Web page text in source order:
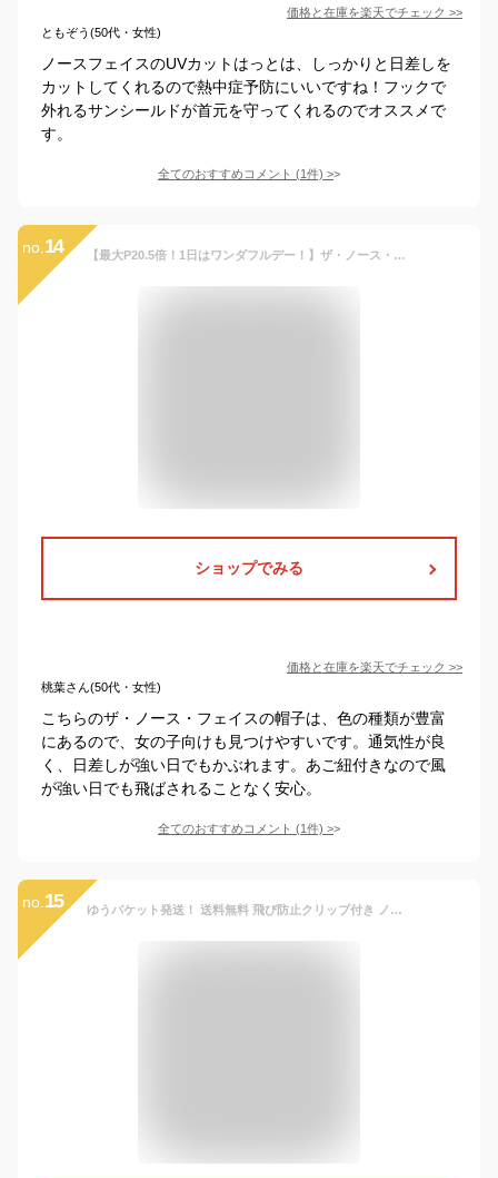
価格と在庫を楽天でチェック >>
ともぞう(50代・女性)
ノースフェイスのUVカットはっとは、しっかりと日差しを
カットしてくれるので熱中症予防にいいですね！フックで
外れるサンシールドが首元を守ってくれるのでオススメで
す。
全てのおすすめコメント (1件) >
no. 14 【最大P20.5倍！1日はワンダフルデー！】ザ・ノース・フェイス 帽子 キッズ ホライズンハット THE NORTH FACE NNJ02312 K HORIZON HAT キャンプ アウトドア (240310)
ショップでみる
価格と在庫を楽天でチェック >>
桃葉さん(50代・女性)
こちらのザ・ノース・フェイスの帽子は、色の種類が豊富
にあるので、女の子向けも見つけやすいです。通気性が良
く、日差しが強い日でもかぶれます。あご紐付きなので風
が強い日でも飛ばされることなく安心。
全てのおすすめコメント (1件) >
no. 15 ゆうパケット発送！ 送料無料 飛び防止クリップ付き ノースフェイス キャップ キッズ THE NORTH FACE 子供 ポホノ サンシールド キャップ Kids Pohono Sunshield Cap 帽子 nnj02102 2024春夏新色